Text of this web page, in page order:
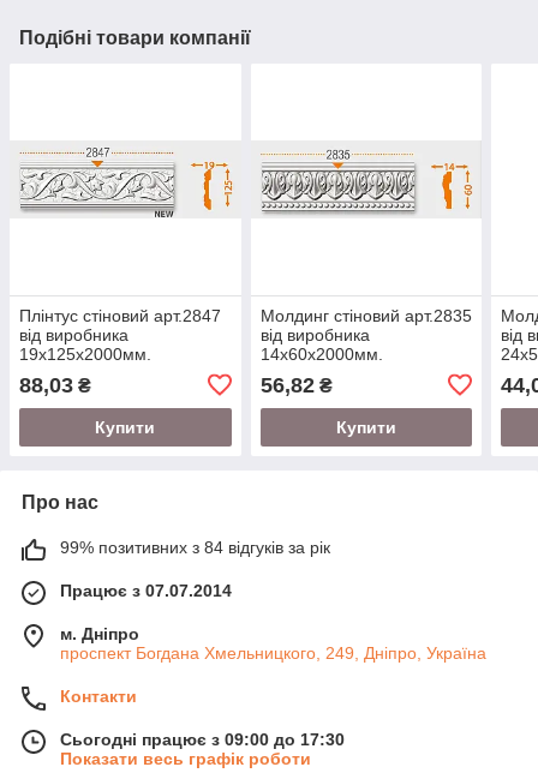
Подібні товари компанії
Плінтус стіновий арт.2847
від виробника
19х125х2000мм.
88,03 ₴
Купити
Молдинг стіновий арт.2835
від виробника
14х60х2000мм.
56,82₴
Купити
від
Про нас
99% позитивних з 84 відгуків за рік
Працює з 07.07.2014
м. Дніпро
проспект Богдана Хмельницкого, 249, Дніпро, Україна
Контакти
Сьогодні працює з 09:00 до 17:30
Показати весь графік роботи